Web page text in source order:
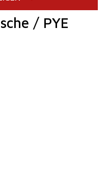
/ PYE